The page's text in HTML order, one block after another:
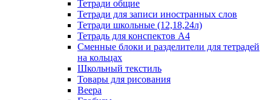
Тетради общие
Тетради для записи иностранных слов
Тетради школьные (12,18,24л)
Тетрадь для конспектов А4
Сменные блоки и разделители для тетрадей
на кольцах
Школьный текстиль
Товары для рисования
Веера